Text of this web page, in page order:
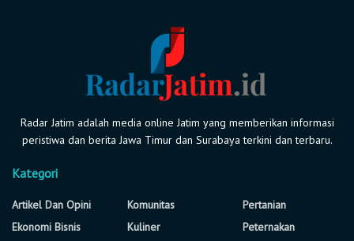
Radar Jatim adalah media online Jatim yang memberikan informasi
peristiwa dan berita Jawa Timur dan Surabaya terkini dan terbaru.
Kategori
Artikel Dan Opini
Ekonomi Bisnis
Komunitas
Kuliner
Pertanian
Peternakan